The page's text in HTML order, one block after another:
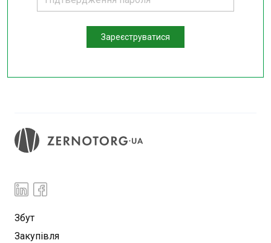
Зареєструватися
Збут
Закупівля